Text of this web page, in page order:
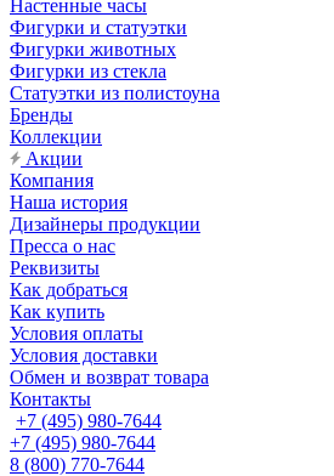
Настенные часы
Фигурки и статуэтки
Фигурки животных
Фигурки из стекла
Статуэтки из полистоуна
Бренды
Коллекции
Акции
Компания
Наша история
Дизайнеры продукции
Пресса о нас
Реквизиты
Как добраться
Как купить
Условия оплаты
Условия доставки
Обмен и возврат товара
Контакты
+7 (495) 980-7644
+7 (495) 980-7644
8 (800) 770-7644